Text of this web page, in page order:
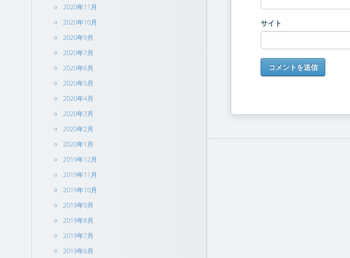
2020年11月
2020年10月
2020年9月
2020年7月
2020年6月
2020年5月
2020年4月
2020年3月
2020年2月
2020年1月
2019年12月
2019年11月
2019年10月
2019年9月
2019年8月
2019年7月
2019年6月
サイト